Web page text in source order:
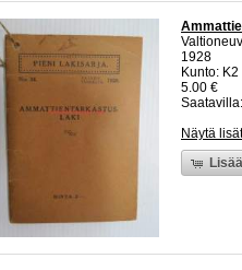
1928
Kunto:
5.00 €
Näytä